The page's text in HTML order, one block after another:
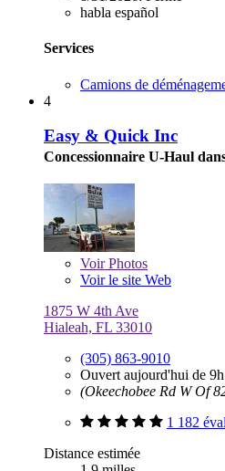
habla español
Services
Camions de
4
Easy & Quick Inc
Concessionnaire U-Haul
VoirPhotos
Voir le site Web
1875 W 4th Ave
Hialeah, FL 33010
(305) 863-9010
Ouvert aujourd'hui de
(Okeechobee Rd W Of
1 182
Distance estimée